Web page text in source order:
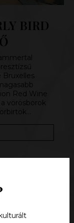
BIRD
Bruxelles
Red Wine
vörösborok